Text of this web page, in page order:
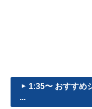
1:35〜 おすすめ
...